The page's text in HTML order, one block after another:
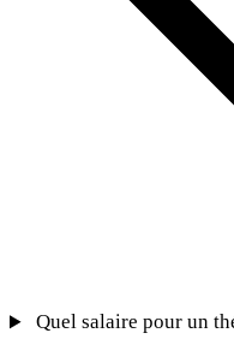
Quel salaire pour un